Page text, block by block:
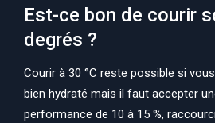
Est-ce bon de courir
degrés ?
Courir à 30 °C reste possible si
bien hydraté mais il faut accepter
performance de 10 à 15 %,